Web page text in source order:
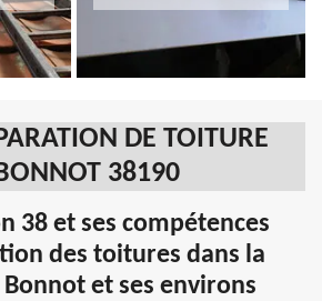
DE TOITURE
38190
38 et ses compétences
des toitures dans la
et ses environs